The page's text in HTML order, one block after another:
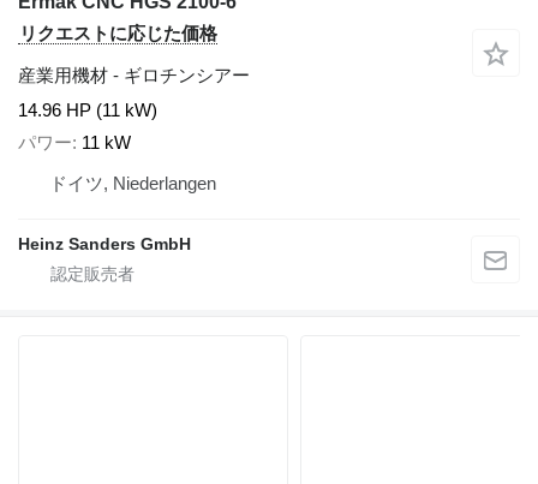
リクエストに応じた価格
産業用機材 - ギロチンシアー
14.96 HP (11 kW)
パワー 11 kW
ドイツ, Niederlangen
Heinz Sanders GmbH